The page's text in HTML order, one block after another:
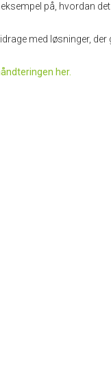
på, hvordan
med løsninger,
her.